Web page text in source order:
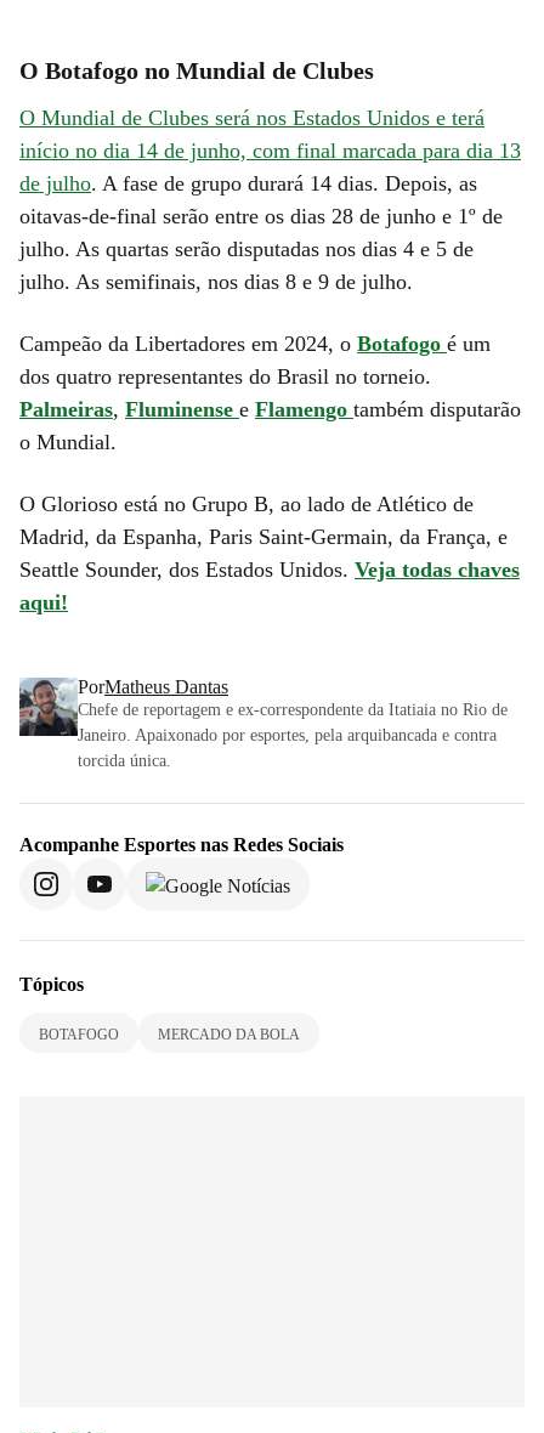
O Botafogo no Mundial de Clubes
O Mundial de Clubes será nos Estados Unidos e terá
início no dia 14 de junho, com final marcada para dia 13
de julho. A fase de grupo durará 14 dias. Depois, as
oitavas-de-final serão entre os dias 28 de junho e 1º de
julho. As quartas serão disputadas nos dias 4 e 5 de
julho. As semifinais, nos dias 8 e 9 de julho.
Campeão da Libertadores em 2024, o Botafogo é um
dos quatro representantes do Brasil no torneio.
Palmeiras, Fluminense e Flamengo também disputarão
o Mundial.
O Glorioso está no Grupo B, ao lado de Atlético de
Madrid, da Espanha, Paris Saint-Germain, da França, e
Seattle Sounder, dos Estados Unidos. Veja todas chaves
aqui!
PorMatheus Dantas
Chefe de reportagem e ex-correspondente da Itatiaia no Rio de
Janeiro. Apaixonado por esportes, pela arquibancada e contra
torcida única.
Acompanhe Esportes nas Redes Sociais
Tópicos
BOTAFOGO MERCADO DA BOLA